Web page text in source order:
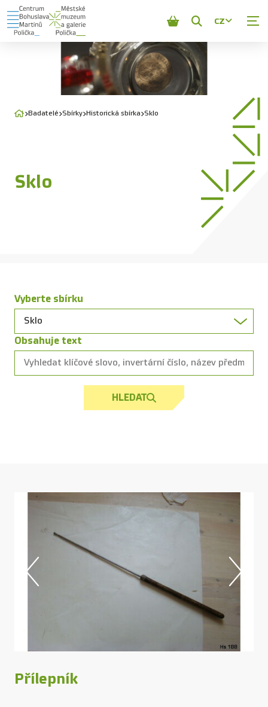
Zobrazit
vyhledávání
CZ
Badatelé Sbírky Historická sbírka Sklo
Sklo
Vyberte sbírku
Obsahuje text
HLEDAT
Přílepník